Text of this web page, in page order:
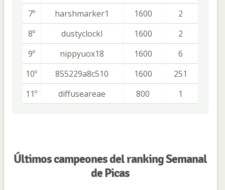
7º
harshmarker1 1600
2
8º
dustyclockl 1600
2
9º
nippyuox18 1600
6
10º
855229a8c510 1600
251
11º
diffuseareae 800 1
Últimos campeones del ranking Semanal
de Picas